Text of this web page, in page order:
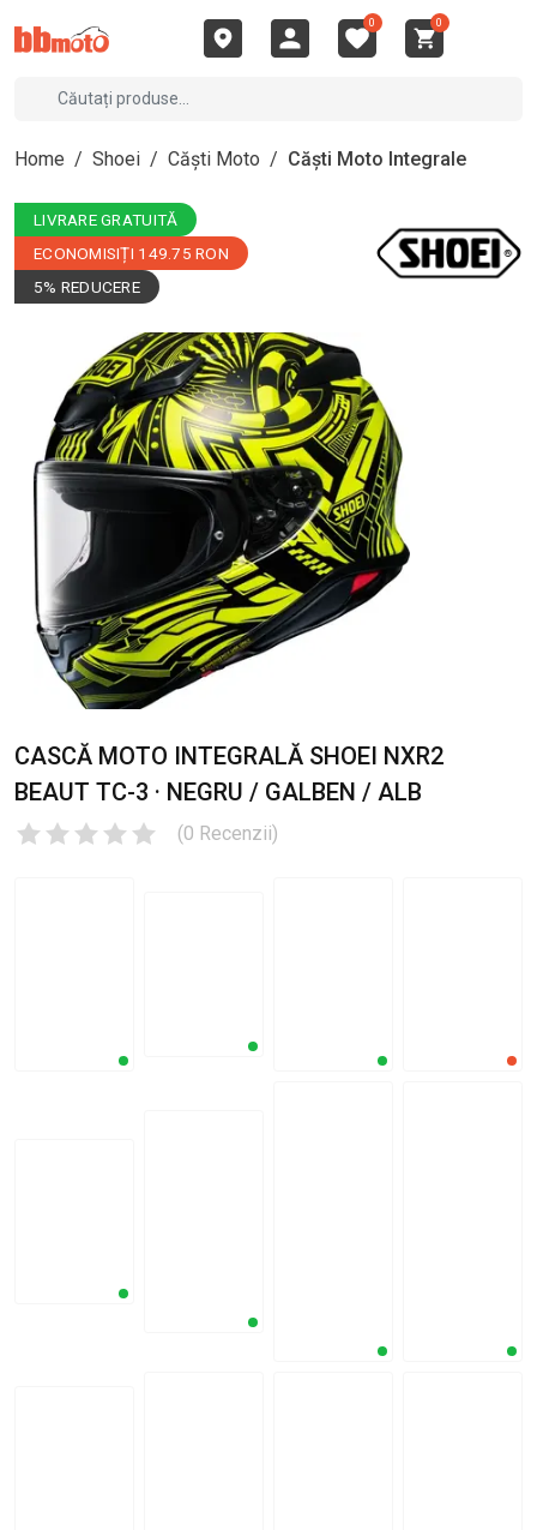
0 0
Home / Shoei / Căști Moto / Căști Moto Integrale
LIVRARE GRATUITĂ
ECONOMISIȚI 149.75 RON
5% REDUCERE
CASCĂ MOTO INTEGRALĂ SHOEI NXR2
BEAUT TC-3 · NEGRU / GALBEN / ALB
(0 Recenzii)